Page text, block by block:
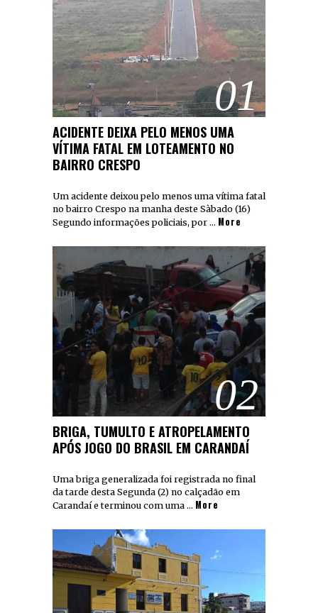
01
ACIDENTE DEIXA PELO MENOS UMA
VÍTIMA FATAL EM LOTEAMENTO NO
BAIRRO CRESPO
Um acidente deixou pelo menos uma vítima fatal
no bairro Crespo na manha deste Sàbado (16)
Segundo informações policiais, por … More
02
BRIGA, TUMULTO E ATROPELAMENTO
APÓS JOGO DO BRASIL EM CARANDAÍ
Uma briga generalizada foi registrada no final
da tarde desta Segunda (2) no calçadão em
Carandaí e terminou com uma … More